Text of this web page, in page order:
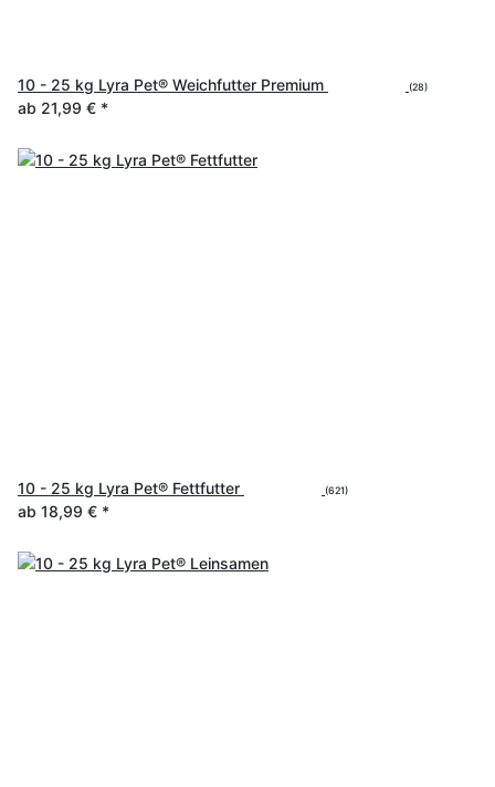
10 - 25 kg Lyra Pet® Weichfutter Premium (28)
ab 21,99 € *
10 - 25 kg Lyra Pet® Fettfutter (621)
ab 18,99 € *